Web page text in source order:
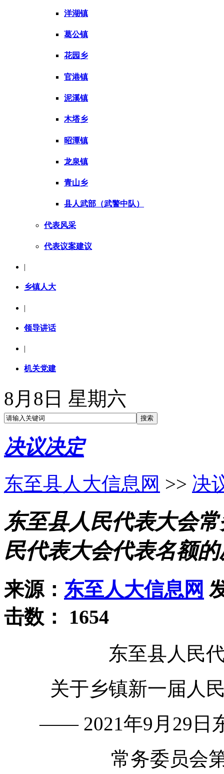
洋湖镇
葛公镇
花园乡
官港镇
泥溪镇
木塔乡
昭潭镇
龙泉镇
青山乡
县人武部（武警中队）
代表风采
代表议案建议
|
乡镇人大
|
领导讲话
|
机关党建
8月8日 星期六
决议决定
东至县人大信息网 >> 决
东至县人民代表大会
民代表大会代表名额
来源： 东至人大信息网
击数： 1654
东至县人民
关于乡镇新一届人
—— 2021年9月29日
常务委员会